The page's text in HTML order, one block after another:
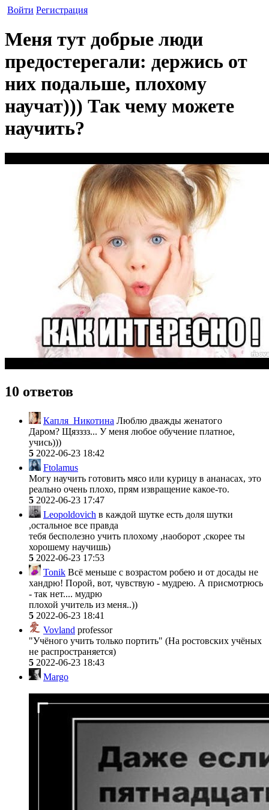
Войти Регистрация
Меня тут добрые люди
предостерегали: держись от
них подальше, плохому
научат))) Так чему можете
научить?
10 ответов
Капля_Никотина Люблю дважды женатого
Даром? Щязззз... У меня любое обучение платное,
учись)))
5 2022-06-23 18:42
Ftolamus
Могу научить готовить мясо или курицу в ананасах, это
реально очень плохо, прям извращение какое-то.
5 2022-06-23 17:47
Leopoldovich в каждой шутке есть доля шутки
,остальное все правда
тебя бесполезно учить плохому ,наоборот ,скорее ты
хорошему научишь)
5 2022-06-23 17:53
Tonik Всё меньше с возрастом робею и от досады не
хандрю! Порой, вот, чувствую - мудрею. А присмотрюсь
- так нет.... мудрю
плохой учитель из меня..))
5 2022-06-23 18:41
Vovland professor
"Учёного учить только портить" (На ростовских учёных
не распространяется)
5 2022-06-23 18:43
Margo